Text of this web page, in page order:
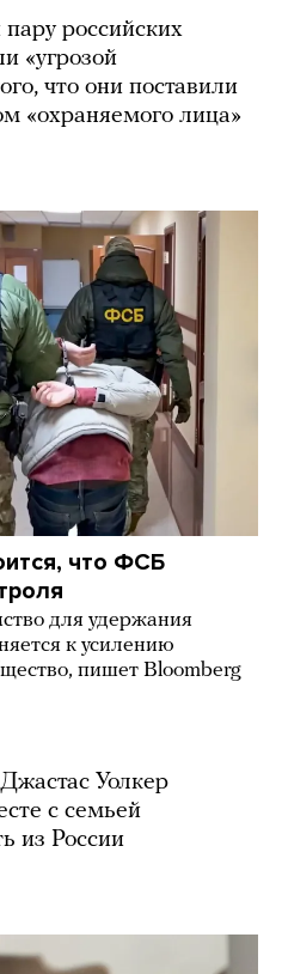
российских
«угрозой
что они поставили
«охраняемого лица»
что ФСБ
для удержания
к усилению
пишет Bloomberg
Уолкер
с семьей
из России